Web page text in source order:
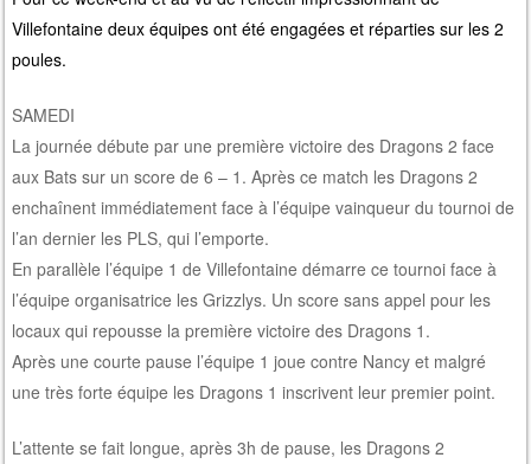
Villefontaine deux équipes ont été engagées et réparties sur les 2
poules.
SAMEDI
La journée débute par une première victoire des Dragons 2 face
aux Bats sur un score de 6 – 1. Après ce match les Dragons 2
enchaînent immédiatement face à l’équipe vainqueur du tournoi de
l’an dernier les PLS, qui l’emporte.
En parallèle l’équipe 1 de Villefontaine démarre ce tournoi face à
l’équipe organisatrice les Grizzlys. Un score sans appel pour les
locaux qui repousse la première victoire des Dragons 1.
Après une courte pause l’équipe 1 joue contre Nancy et malgré
une très forte équipe les Dragons 1 inscrivent leur premier point.
L’attente se fait longue, après 3h de pause, les Dragons 2